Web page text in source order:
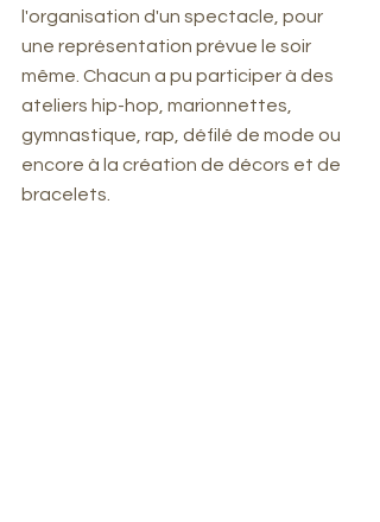
l'organisation d'un spectacle, pour
une représentation prévue le soir
même. Chacun a pu participer à des
ateliers hip-hop, marionnettes,
gymnastique, rap, défilé de mode ou
encore à la création de décors et de
bracelets.